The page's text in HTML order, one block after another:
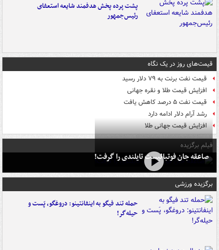
پشت پرده پخش هدفمند شایعه استعفای
رئیس‌جمهور
قیمت‌های روز در یک نگاه
قیمت نفت برنت به ۷۹ دلار رسید
افزایش قیمت طلا و نقره جهانی
قیمت نفت ۵ درصد کاهش یافت
رشد آرام دلار ادامه دارد
افزایش قیمت جهانی طلا
فیلم برگزیده
صاعقه جان فوتبالیست تایلندی را گرفت!
برگزیده ورزشی
حمله تند فیگو به اینفانتینو: دروغگو، پَست‌ و
حیله‌گر!